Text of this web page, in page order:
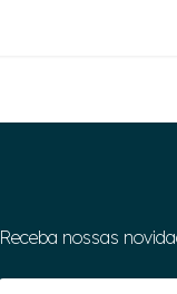
Receba nossas